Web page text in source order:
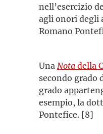
nell’esercizio
agli onori degli
Romano
Una Notadella
secondo grado
grado
esempio, la
Pontefice. [8]